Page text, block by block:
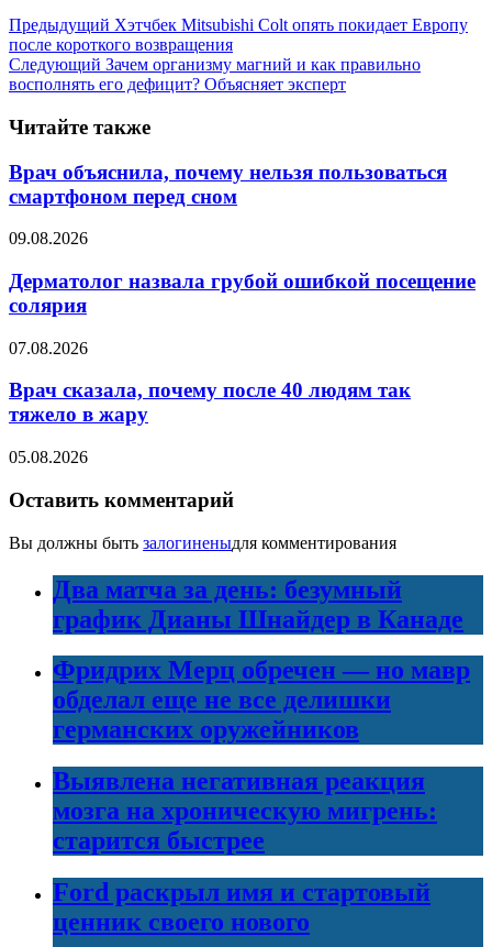
Предыдущий Хэтчбек Mitsubishi Colt опять покидает Европу
после короткого возвращения
Следующий Зачем организму магний и как правильно
восполнять его дефицит? Объясняет эксперт
Читайте также
Врач объяснила, почему нельзя пользоваться
смартфоном перед сном
09.08.2026
Дерматолог назвала грубой ошибкой посещение
солярия
07.08.2026
Врач сказала, почему после 40 людям так
тяжело в жару
05.08.2026
Оставить комментарий
Вы должны быть залогиненыдля комментирования
Два матча за день: безумный
график Дианы Шнайдер в Канаде
Фридрих Мерц обречен — но мавр
обделал еще не все делишки
германских оружейников
Выявлена негативная реакция
мозга на хроническую мигрень:
старится быстрее
Ford раскрыл имя и стартовый
ценник своего нового